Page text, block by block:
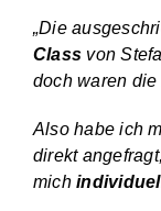
„Die
Class von
doch waren
Also habe ich
direkt
mich